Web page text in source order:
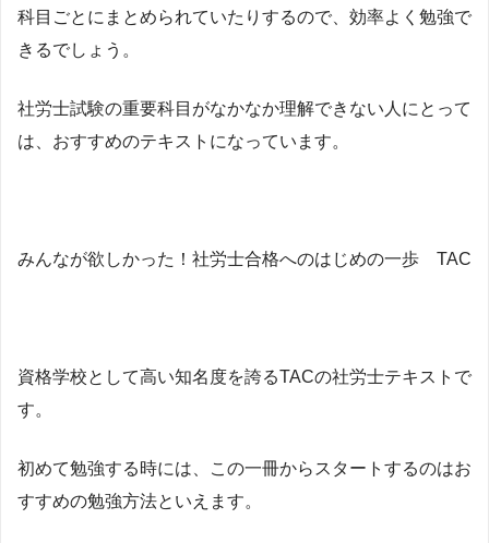
科目ごとにまとめられていたりするので、効率よく勉強で
きるでしょう。
社労士試験の重要科目がなかなか理解できない人にとって
は、おすすめのテキストになっています。
みんなが欲しかった！社労士合格へのはじめの一歩 TAC
資格学校として高い知名度を誇るTACの社労士テキストで
す。
初めて勉強する時には、この一冊からスタートするのはお
すすめの勉強方法といえます。